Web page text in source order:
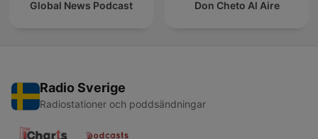
Global News Podcast Don Cheto Al Aire
Radio Sverige
Radiostationer och poddsändningar